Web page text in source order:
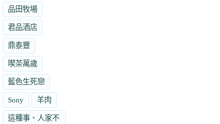
品田牧場
君品酒店
鼎泰豐
喫茶萬歲
藍色生死戀
Sony 羊肉
這種事、人家不